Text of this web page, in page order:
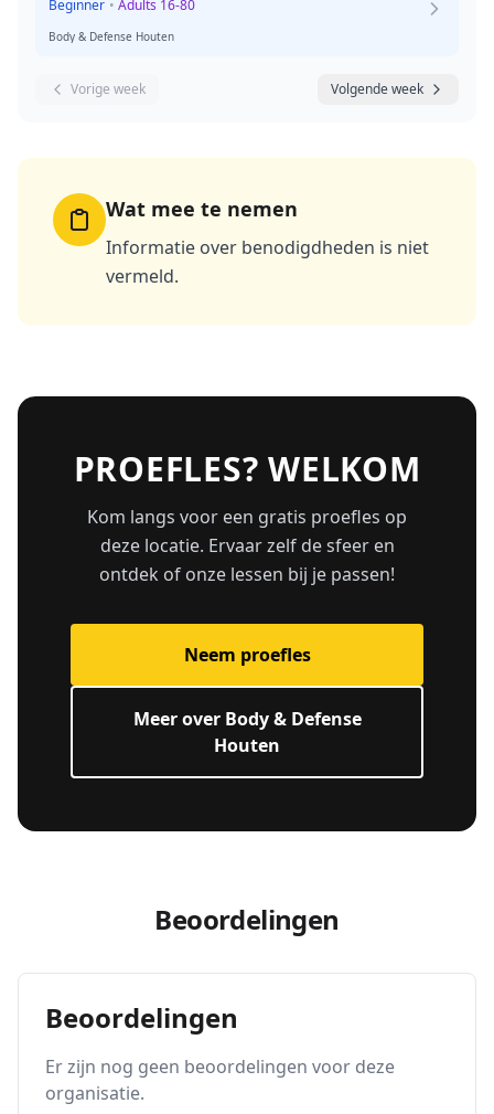
Beginner • Adults 16-80
Body & Defense Houten
Vorige week Volgende week
Wat mee te nemen
Informatie over benodigdheden is niet
vermeld.
PROEFLES? WELKOM
Kom langs voor een gratis proefles op
deze locatie. Ervaar zelf de sfeer en
ontdek of onze lessen bij je passen!
Neem proefles
Meer over Body & Defense
Houten
Beoordelingen
Beoordelingen
Er zijn nog geen beoordelingen voor deze
organisatie.